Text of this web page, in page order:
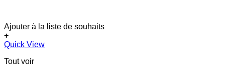
Ajouter à la liste de souhaits
+
Quick View
Tout voir